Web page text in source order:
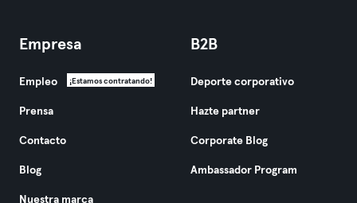
Empresa
Empleo ¡Estamos contratando!
Prensa
Contacto
Blog
Nuestra marca
B2B
Deporte corporativo
Hazte partner
Corporate Blog
Ambassador Program